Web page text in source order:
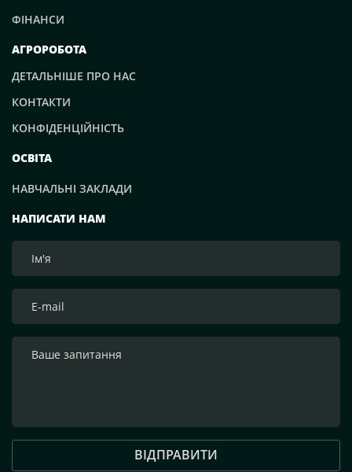
НАПИСАТИ НАМ
ВІДПРАВИТИ
ФІНАНСИ
АГРОРОБОТА
ДЕТАЛЬНІШЕ ПРО НАС
КОНТАКТИ
КОНФІДЕНЦІЙНІСТЬ
ОСВІТА
НАВЧАЛЬНІ ЗАКЛАДИ